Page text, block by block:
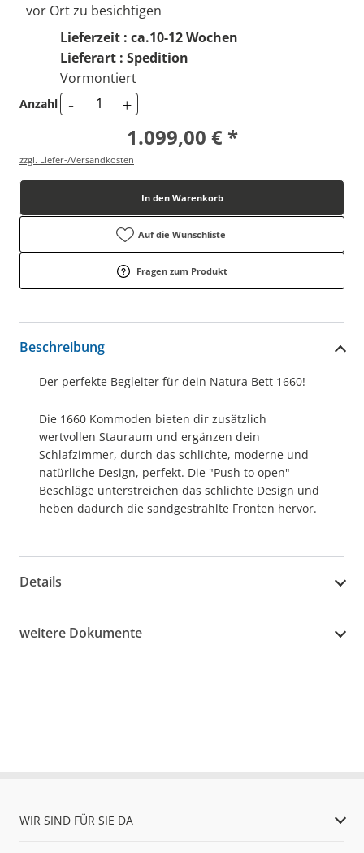
vor Ort zu besichtigen
Lieferzeit : ca.10-12 Wochen
Lieferart : Spedition
Vormontiert
Anzahl - +
1.099,00 € *
zzgl. Liefer-/Versandkosten
In den Warenkorb
Auf die Wunschliste
Fragen zum Produkt
Beschreibung
Der perfekte Begleiter für dein Natura Bett 1660!
Die 1660 Kommoden bieten dir zusätzlich
wertvollen Stauraum und ergänzen dein
Schlafzimmer, durch das schlichte, moderne und
natürliche Design, perfekt. Die "Push to open"
Beschläge unterstreichen das schlichte Design und
heben dadurch die sandgestrahlte Fronten hervor.
Details
weitere Dokumente
WIR SIND FÜR SIE DA